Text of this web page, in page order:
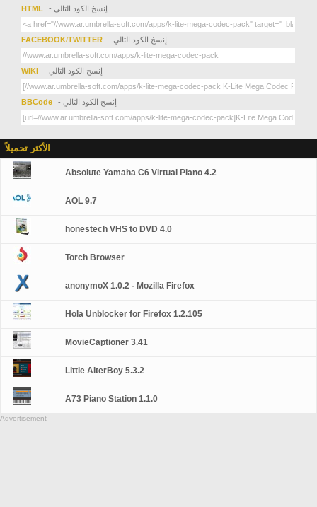
HTML - إنسخ الكود التالي
FACEBOOK/TWITTER - إنسخ الكود التالي
WIKI - إنسخ الكود التالي
BBCode - إنسخ الكود التالي
الأكثر تحميلاً
Absolute Yamaha C6 Virtual Piano 4.2
AOL 9.7
honestech VHS to DVD 4.0
Torch Browser
anonymoX 1.0.2 - Mozilla Firefox
Hola Unblocker for Firefox 1.2.105
MovieCaptioner 3.41
Little AlterBoy 5.3.2
A73 Piano Station 1.1.0
Advertisement